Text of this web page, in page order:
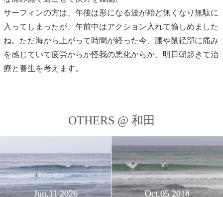
サーフィンの方は、午後は形になる波が殆ど無くなり無駄に
入ってしまったが、午前中はアクション入れて愉しめました
ね。ただ海から上がって時間が経った今、腰や鼠径部に痛み
を感じていて疲労からか怪我の悪化からか、明日朝起きて治
療と養生を考えます。
OTHERS @ 和田
Jun,11 2026 Oct,05 2018